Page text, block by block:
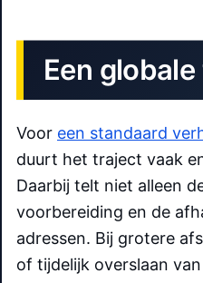
Een
Voor een standaard
duurt het traject vaak
Daarbij telt niet alleen
voorbereiding en de
adressen. Bij grotere
of tijdelijk overslaan